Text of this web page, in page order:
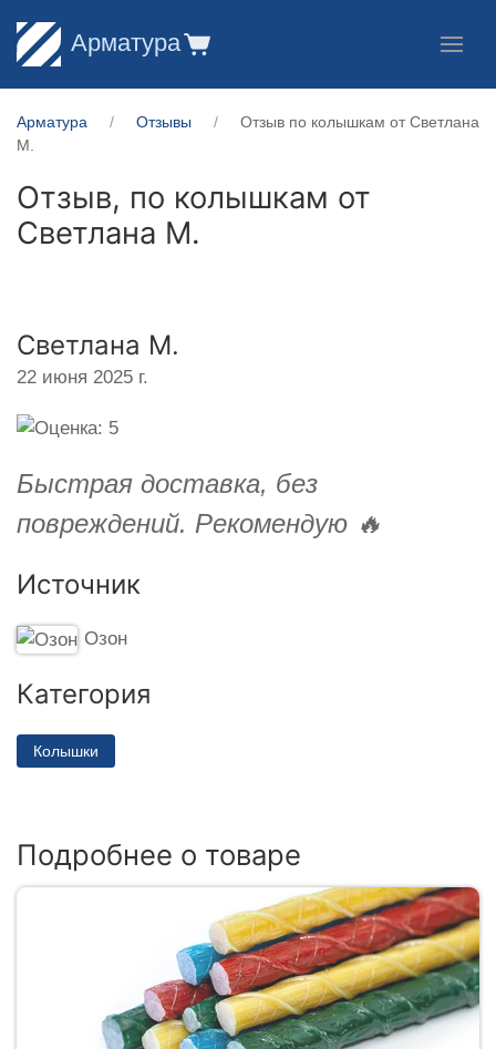
Арматура
Арматура Отзывы
Отзыв по колышкам от Светлана
М.
Отзыв, по колышкам от
Светлана М.
Светлана М.
22 июня 2025 г.
Быстрая доставка, без
повреждений. Рекомендую 🔥
Источник
Озон
Категория
Колышки
Подробнее о товаре